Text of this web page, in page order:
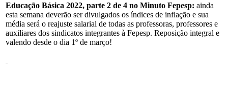
Educação Básica 2022, parte 2 de 4 no Minuto Fepesp: ainda
esta semana deverão ser divulgados os índices de inflação e sua
média será o reajuste salarial de todas as professoras, professores e
auxiliares dos sindicatos integrantes à Fepesp. Reposição integral e
valendo desde o dia 1º de março!